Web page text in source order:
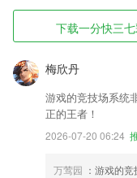
下载一分快三
梅欣丹
游戏的竞技场系统
正的王者！
2026-07-20 06:24
万莺园 ：游戏的